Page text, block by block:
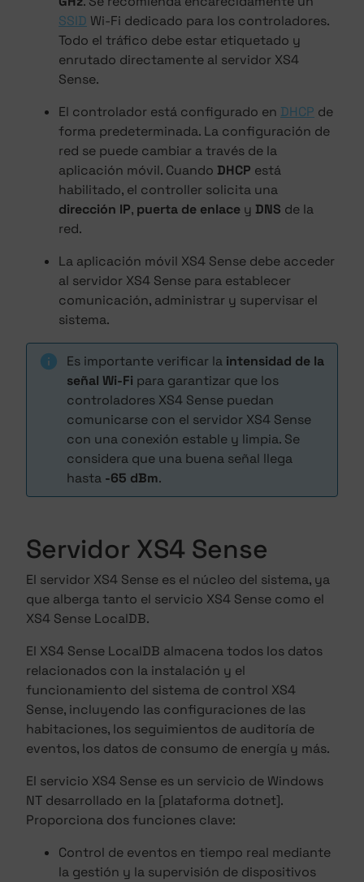
SSID Wi-Fi dedicado para los controladores.
Todo el tráfico debe estar etiquetado y
enrutado directamente al servidor XS4
Sense.
El controlador está configurado en DHCP de
forma predeterminada. La configuración de
red se puede cambiar a través de la
aplicación móvil. Cuando DHCP está
habilitado, el controller solicita una
dirección IP, puerta de enlace y DNS de la
red.
La aplicación móvil XS4 Sense debe acceder
al servidor XS4 Sense para establecer
comunicación, administrar y supervisar el
sistema.
Es importante verificar la intensidad de la
señal Wi-Fi para garantizar que los
controladores XS4 Sense puedan
comunicarse con el servidor XS4 Sense
con una conexión estable y limpia. Se
considera que una buena señal llega
hasta -65 dBm.
Servidor XS4 Sense
El servidor XS4 Sense es el núcleo del sistema, ya
que alberga tanto el servicio XS4 Sense como el
XS4 Sense LocalDB.
El XS4 Sense LocalDB almacena todos los datos
relacionados con la instalación y el
funcionamiento del sistema de control XS4
Sense, incluyendo las configuraciones de las
habitaciones, los seguimientos de auditoría de
eventos, los datos de consumo de energía y más.
El servicio XS4 Sense es un servicio de Windows
NT desarrollado en la [plataforma dotnet].
Proporciona dos funciones clave:
Control de eventos en tiempo real mediante
la gestión y la supervisión de dispositivos